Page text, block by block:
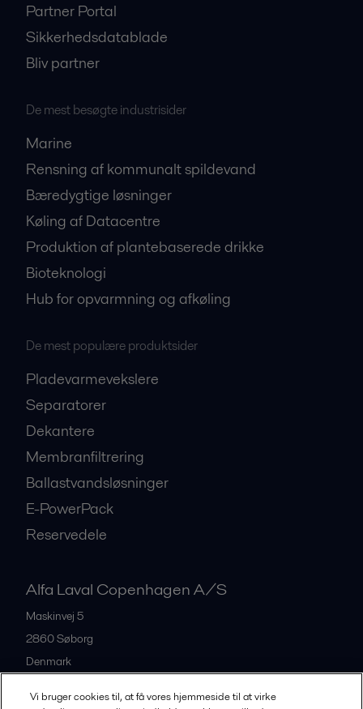
Partner Portal
Sikkerhedsdatablade
Bliv partner
De mest besøgte industrisider
Marine
Rensning af kommunalt spildevand
Bæredygtige løsninger
Køling af Datacentre
Produktion af plantebaserede drikke
Bioteknologi
Hub for opvarmning og afkøling
De mest populære produktsider
Pladevarmevekslere
Separatorer
Dekantere
Membranfiltrering
Ballastvandsløsninger
E-PowerPack
Reservedele
Alfa Laval Copenhagen A/S
Maskinvej 5
2860Søborg
Denmark
Vi bruger cookies til, at få vores hjemmeside til at virke